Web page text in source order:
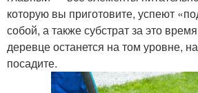
которую вы приготовите, успеют
собой, а также субстрат за это
деревце останется на том уровне,
посадите.